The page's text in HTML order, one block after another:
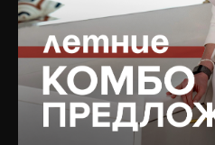
Лазерная косметология
Терапевтическая
косметология
Коррекция фигуры
Сочетанные протоколы